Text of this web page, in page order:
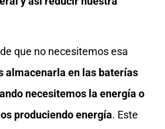
que no necesitemos esa
almacenarla en las baterías
necesitemos la energía o
produciendo energía. Este